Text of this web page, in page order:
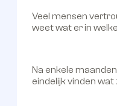
Veel mensen
weet wat er in
Na enkele
eindelijk vinden